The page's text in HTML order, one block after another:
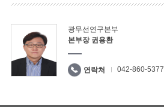
광무선연구본부
본부장 권용환
연락처 042-860-5377